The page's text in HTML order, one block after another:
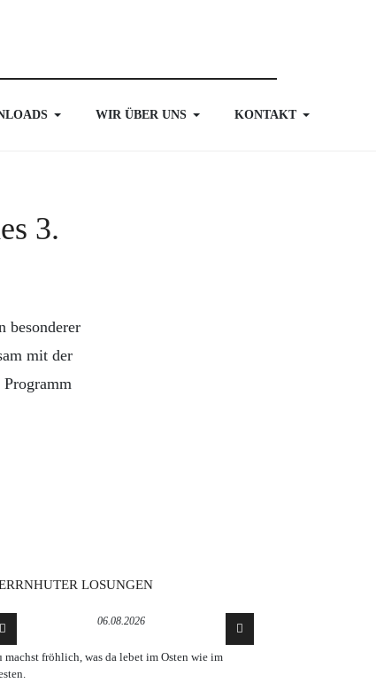
WIR ÜBER UNS KONTAKT
3.
besonderer
mit der
LOSUNGEN
06.08.2026
machst fröhlich, was da lebet im Osten wie im